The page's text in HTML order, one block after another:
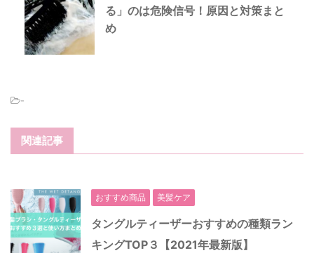
る」のは危険信号！原因と対策まと
め
-
関連記事
おすすめ商品 美髪ケア
タングルティーザーおすすめの種類ラン
キングTOP３【2021年最新版】